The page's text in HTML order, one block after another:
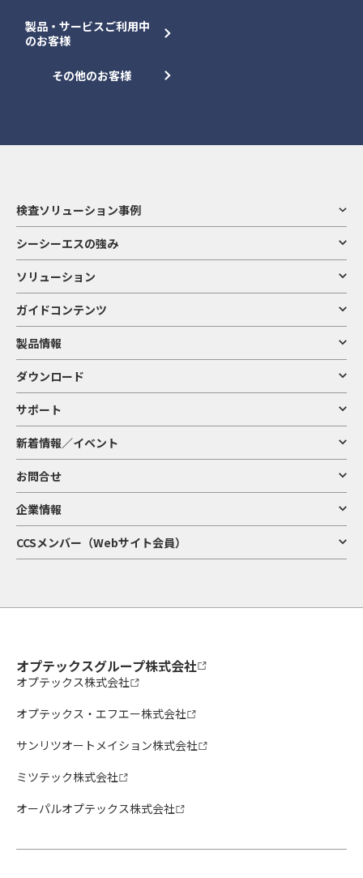
製品・サービスご利用中
のお客様
その他のお客様
検査ソリューション事例
シーシーエスの強み
ソリューション
ガイドコンテンツ
製品情報
ダウンロード
サポート
新着情報／イベント
お問合せ
企業情報
CCSメンバー（Webサイト会員）
オプテックスグループ株式会社
オプテックス株式会社
オプテックス・エフエー株式会社
サンリツオートメイション株式会社
ミツテック株式会社
オーパルオプテックス株式会社